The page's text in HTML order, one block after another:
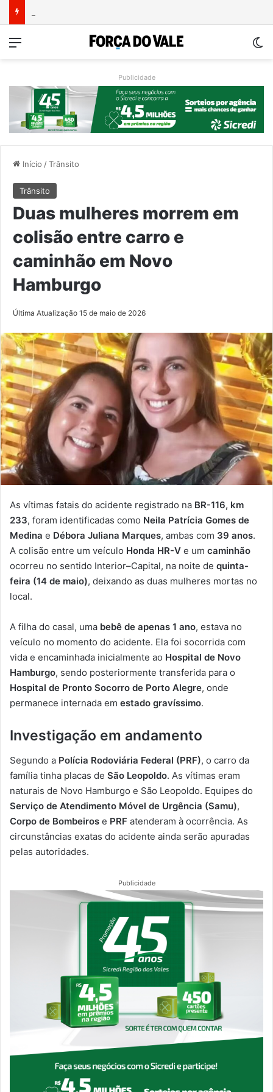
Menu
Publicidade
Início /Trânsito
Trânsito
Duas mulheres morrem em
colisão entre carro e
caminhão em Novo
Hamburgo
Última Atualização 15 de maio de 2026
As vítimas fatais do acidente registrado na BR-116, km
233, foram identificadas como Neila Patrícia Gomes de
Medina e Débora Juliana Marques, ambas com 39 anos.
A colisão entre um veículo Honda HR-V e um caminhão
ocorreu no sentido Interior–Capital, na noite de quinta-
feira (14 de maio), deixando as duas mulheres mortas no
local.
A filha do casal, uma bebê de apenas 1 ano, estava no
veículo no momento do acidente. Ela foi socorrida com
vida e encaminhada inicialmente ao Hospital de Novo
Hamburgo, sendo posteriormente transferida para o
Hospital de Pronto Socorro de Porto Alegre, onde
permanece internada em estado gravíssimo.
Investigação em andamento
Segundo a Polícia Rodoviária Federal (PRF), o carro da
família tinha placas de São Leopoldo. As vítimas eram
naturais de Novo Hamburgo e São Leopoldo. Equipes do
Serviço de Atendimento Móvel de Urgência (Samu),
Corpo de Bombeiros e PRF atenderam à ocorrência. As
circunstâncias exatas do acidente ainda serão apuradas
pelas autoridades.
Publicidade